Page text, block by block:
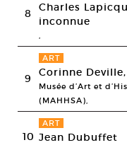
8
Charles
inconnue
,
9
ART
Corinne
Musée d’Art et
(MAHHSA),
10
ART
Jean Dubuffet